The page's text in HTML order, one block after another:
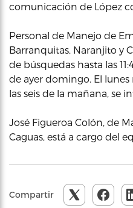
comunicación de López
Personal de Manejo de
Barranquitas, Naranjito y
de búsquedas hasta las
de ayer domingo. El
las seis de la mañana, se
José Figueroa Colón, de
Caguas, está a cargo del
Compartir